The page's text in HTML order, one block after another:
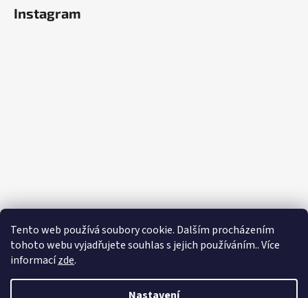
Tento web používá soubory cookie. Dalším procházením
tohoto webu vyjadřujete souhlas s jejich používáním.. Více
informacízde.
Instagram
Vytvořil Shoptet